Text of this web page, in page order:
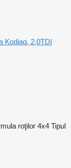
Kodiaq, 2,0TDI
roţilor 4x4 Tipul